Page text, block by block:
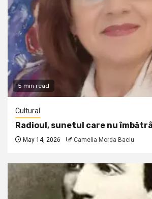
5 min read
Cultural
Radioul, sunetul care nu
May 14, 2026 Camelia Morda Baciu